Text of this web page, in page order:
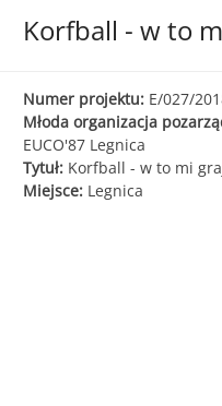
lokalnych
tysięcy
NGO, grup
Korfball - w to
Numer projektu: E/027/
Młoda organizacja
EUCO'87 Legnica
Tytuł: Korfball - w to mi
Miejsce: Legnica